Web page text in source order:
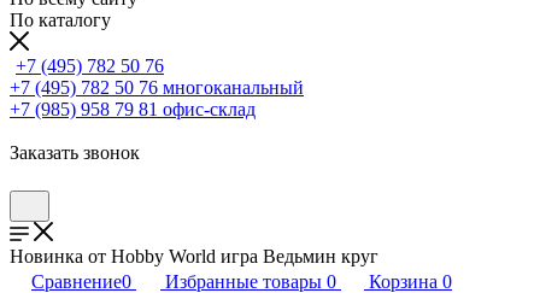
По каталогу
+7 (495) 782 50 76
+7 (495) 782 50 76 многоканальный
+7 (985) 958 79 81 офис-склад
Заказать звонок
Новинка от Hobby World игра Ведьмин круг
Сравнение0 Избранные товары 0 Корзина 0